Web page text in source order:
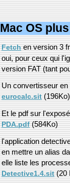
Mac OS
Fetchen version 3
oui, pour ceux qui
version FAT (tant
Un convertisseur en
eurocalc.sit(196Ko)
Et le pdf sur
PDA.pdf(584Ko)
l'application
en mettre un alias
elle liste les
Detective1.4.sit(20